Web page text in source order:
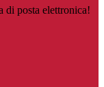
di posta elettronica!